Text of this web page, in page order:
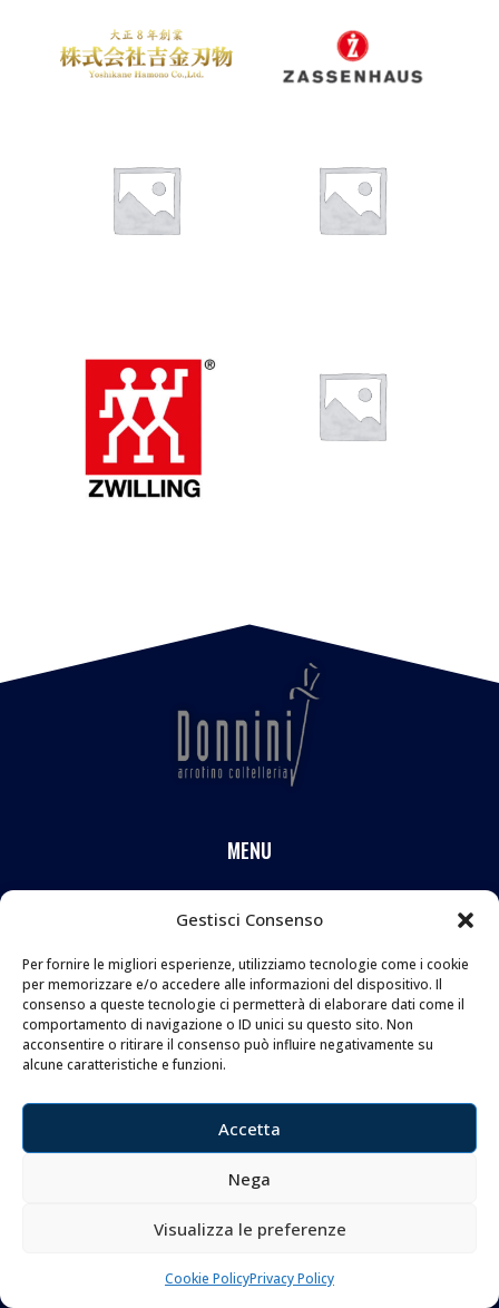
Gestisci Consenso
Per fornire le migliori esperienze, utilizziamo tecnologie come i cookie
per memorizzare e/o accedere alle informazioni del dispositivo. Il
consenso a queste tecnologie ci permetterà di elaborare dati come il
comportamento di navigazione o ID unici su questo sito. Non
acconsentire o ritirare il consenso può influire negativamente su
alcune caratteristiche e funzioni.
Accetta
Nega
Visualizza le preferenze
Cookie PolicyPrivacy Policy
MENU
Cookie Policy
CONTATTI
Via Giovanni Lanza, 70 – 50136 FIRENZE
Telefono e WhatsApp:
FOLLOW